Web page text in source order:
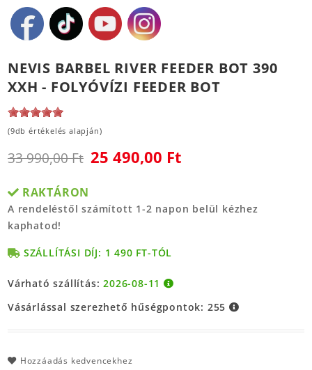
NEVIS BARBEL RIVER FEEDER BOT 390
XXH - FOLYÓVÍZI FEEDER BOT
(9db értékelés alapján)
33 990,00 Ft 25 490,00 Ft
RAKTÁRON
A rendeléstől számított 1-2 napon belül kézhez
kaphatod!
SZÁLLÍTÁSI DÍJ: 1 490 FT-TÓL
Várható szállítás:2026-08-11
Vásárlással szerezhető hűségpontok: 255
Hozzáadás kedvencekhez